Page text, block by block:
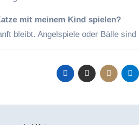
mit meinem Kind spielen?
bleibt. Angelspiele oder Bälle